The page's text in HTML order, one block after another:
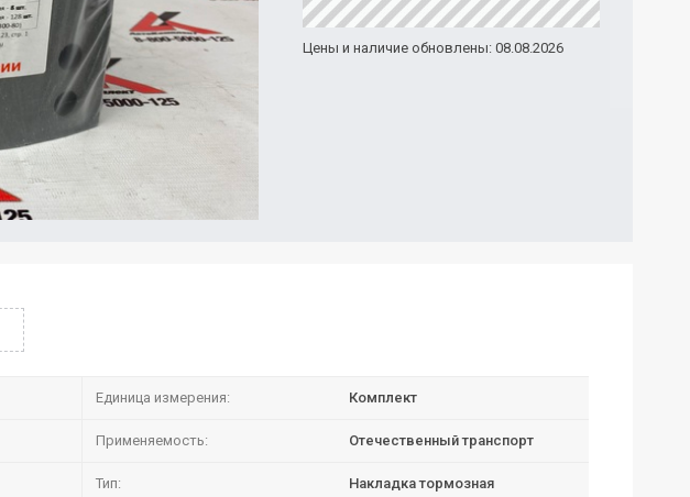
Цены и наличие обновлены: 08.08.2026
Единица измерения: Комплект
Применяемость: Отечественный транспорт
Тип: Накладка тормозная